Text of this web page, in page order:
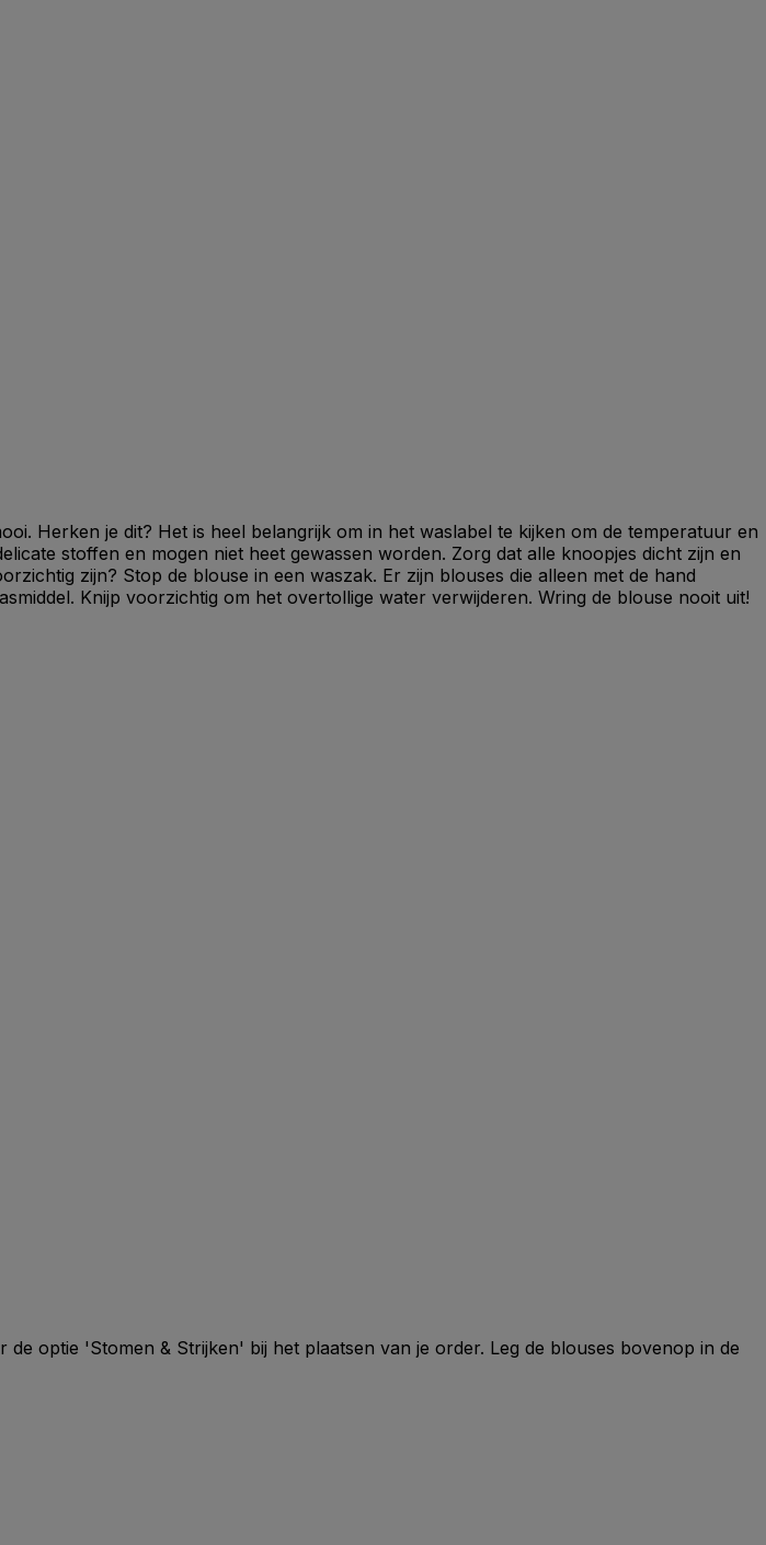
Herken je dit? Het is heel belangrijk om in het waslabel te kijken om de temperatuur en
stoffen en mogen niet heet gewassen worden. Zorg dat alle knoopjes dicht zijn en
zijn? Stop de blouse in een waszak. Er zijn blouses die alleen met de hand
Knijp voorzichtig om het overtollige water verwijderen. Wring de blouse nooit uit!
optie 'Stomen & Strijken' bij het plaatsen van je order. Leg de blouses bovenop in de